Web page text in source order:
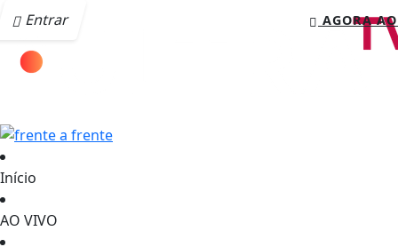
Entrar AGORA
Início
AO VIVO